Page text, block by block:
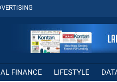
FINANCE LIFESTYLE